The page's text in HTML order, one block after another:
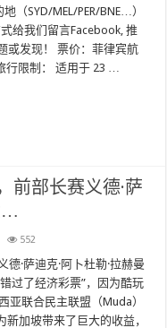
（SYD/MEL/PER/BNE…）
给我们留言Facebook, 推
或发现！ 票价：菲律宾航
旅行限制： 适用于 23 …
前部长赛义德·萨
…
552
·萨迪克·阿卜杜勒·拉赫曼
过了经济彩票”，因为酷玩
亚联合民主联盟（Muda）
加坡带来了巨大的收益，